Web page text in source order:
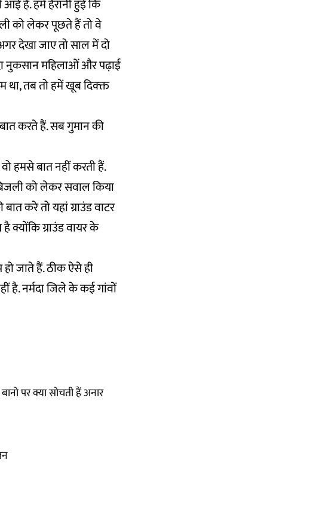
है. हमें हैरानी हुई कि
को लेकर पूछते हैं तो वे
देखा जाए तो साल में दो
नुकसान महिलाओं और पढ़ाई
था, तब तो हमें खूब दिक्क्त
करते हैं. सब गुमान की
हमसे बात नहीं करती हैं.
को लेकर सवाल किया
करे तो यहां ग्राउंड वाटर
क्योंकि ग्राउंड वायर के
जाते हैं. ठीक ऐसे ही
है. नर्मदा जिले के कई गांवों
पर क्या सोचती हैं अनार